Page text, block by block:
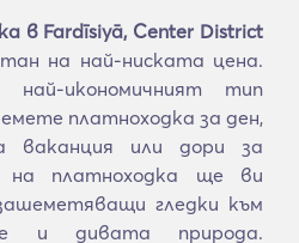
в Fardīsiyā, Center District
на най-ниската цена.
най-икономичният тип
платноходка за ден,
ваканция или дори за
на платноходка ще ви
гледки към
и дивата природа.